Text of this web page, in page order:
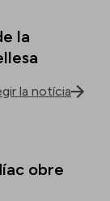
la
la notícia
obre